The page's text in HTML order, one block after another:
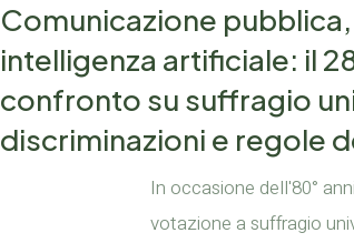
Comunicazione
intelligenza artificiale: il
confronto su suffragio
discriminazioni e regole
In occasione dell'80°
votazione a suffragio